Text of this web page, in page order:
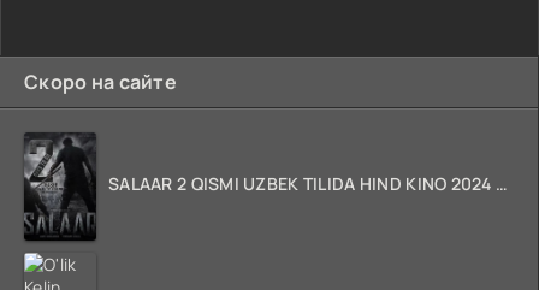
Скоро на сайте
SALAAR 2 QISMI UZBEK TILIDA HIND KINO 2024 TARJIMA 720p HD Skachat